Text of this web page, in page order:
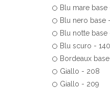
Blu mare base
Blu nero base
Blu notte base
Blu scuro - 140
Bordeaux base
Giallo - 208
Giallo - 209